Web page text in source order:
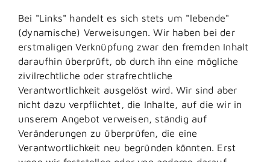
Bei "Links" handelt es sich stets um "lebende"
(dynamische) Verweisungen. Wir haben bei der
erstmaligen Verknüpfung zwar den fremden Inhalt
daraufhin überprüft, ob durch ihn eine mögliche
zivilrechtliche oder strafrechtliche
Verantwortlichkeit ausgelöst wird. Wir sind aber
nicht dazu verpflichtet, die Inhalte, auf die wir in
unserem Angebot verweisen, ständig auf
Veränderungen zu überprüfen, die eine
Verantwortlichkeit neu begründen könnten. Erst